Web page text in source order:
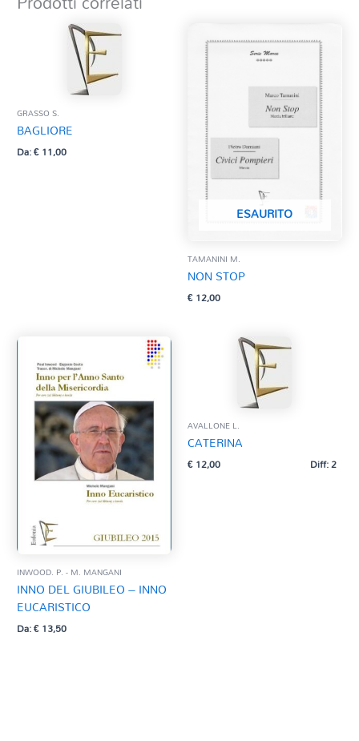
GRASSO S.
BAGLIORE
Da:€11,00
ESAURITO
TAMANINI M.
NON STOP
€12,00
INWOOD. P. - M. MANGANI
INNO DEL GIUBILEO – INNO
EUCARISTICO
Da:€13,50
AVALLONE L.
CATERINA
€12,00 Diff: 2